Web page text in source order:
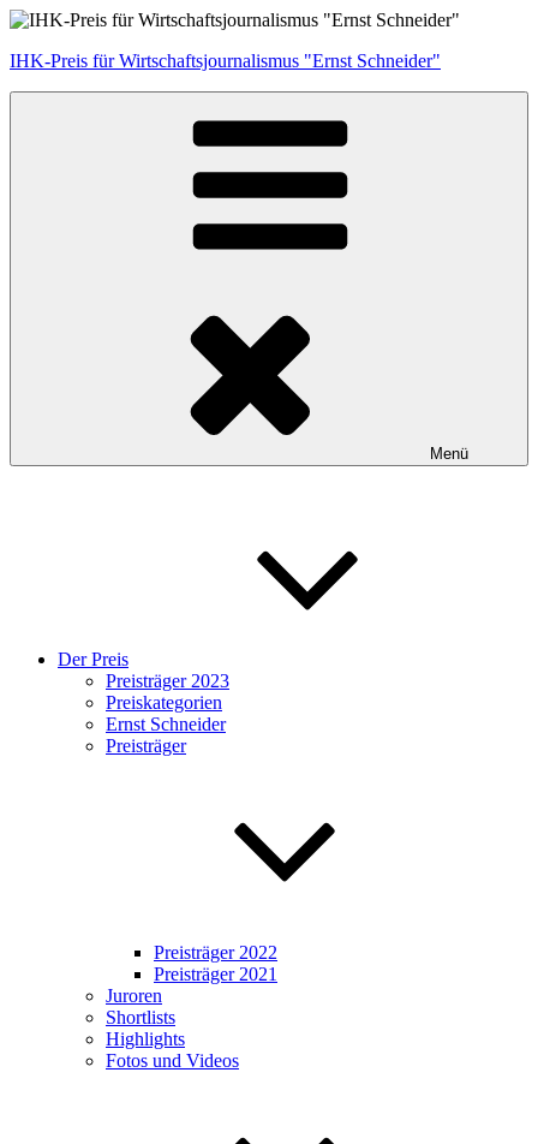
Zum
springen
IHK-Preis für Wirtschaftsjournalismus "Ernst Schneider"
Menü
Der Preis
Preisträger 2023
Preiskategorien
Ernst Schneider
Preisträger
Preisträger 2022
Preisträger 2021
Juroren
Shortlists
Highlights
Fotos und Videos